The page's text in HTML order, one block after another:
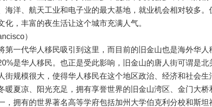
海洋、航天工业和电子业的最大基地，就业机会相对较多
化，丰富的夜生活让这个城市充满人气。
）
第一代华人移民吸引到这里，而目前的旧金山也是海外华
是华人移民。也正是受此影响，旧金山的唐人街可谓是
街规模很大，使得华人移民在这个地区政治、经济和社会
暖夏凉、阳光充足，拥有享誉世界的旧金山湾区、金门大
，拥有的世界著名高等学府包括加州大学伯克利分校和斯